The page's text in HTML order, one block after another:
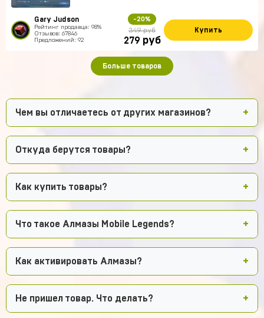
Gary Judson
Рейтинг продавца: 98%
Отзывов: 67846
Предложений: 92
-20%
349 руб
279 руб
Купить
Больше товаров
Чем вы отличаетесь от других магазинов?
Откуда берутся товары?
Как купить товары?
Что такое Алмазы Mobile Legends?
Как активировать Алмазы?
Не пришел товар. Что делать?
Тёма Водянников